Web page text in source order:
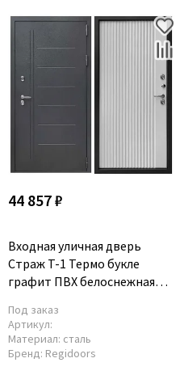
44 857 ₽
Входная уличная дверь
Страж T-1 Термо букле
графит ПВХ белоснежная
Под заказ
Артикул:
Материал: сталь
Бренд: Regidoors